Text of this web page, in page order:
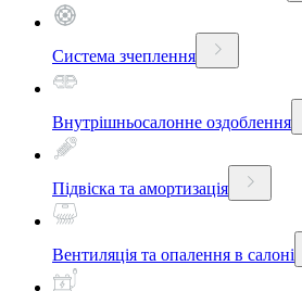
Система зчеплення
Внутрішньосалонне оздоблення
Підвіска та амортизація
Вентиляція та опалення в салоні